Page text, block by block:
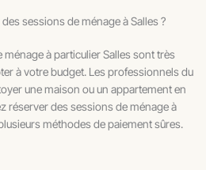
sessions de ménage à Salles ?
à particulier Salles sont très
à votre budget. Les professionnels du
une maison ou un appartement en
réserver des sessions de ménage à
méthodes de paiement sûres.